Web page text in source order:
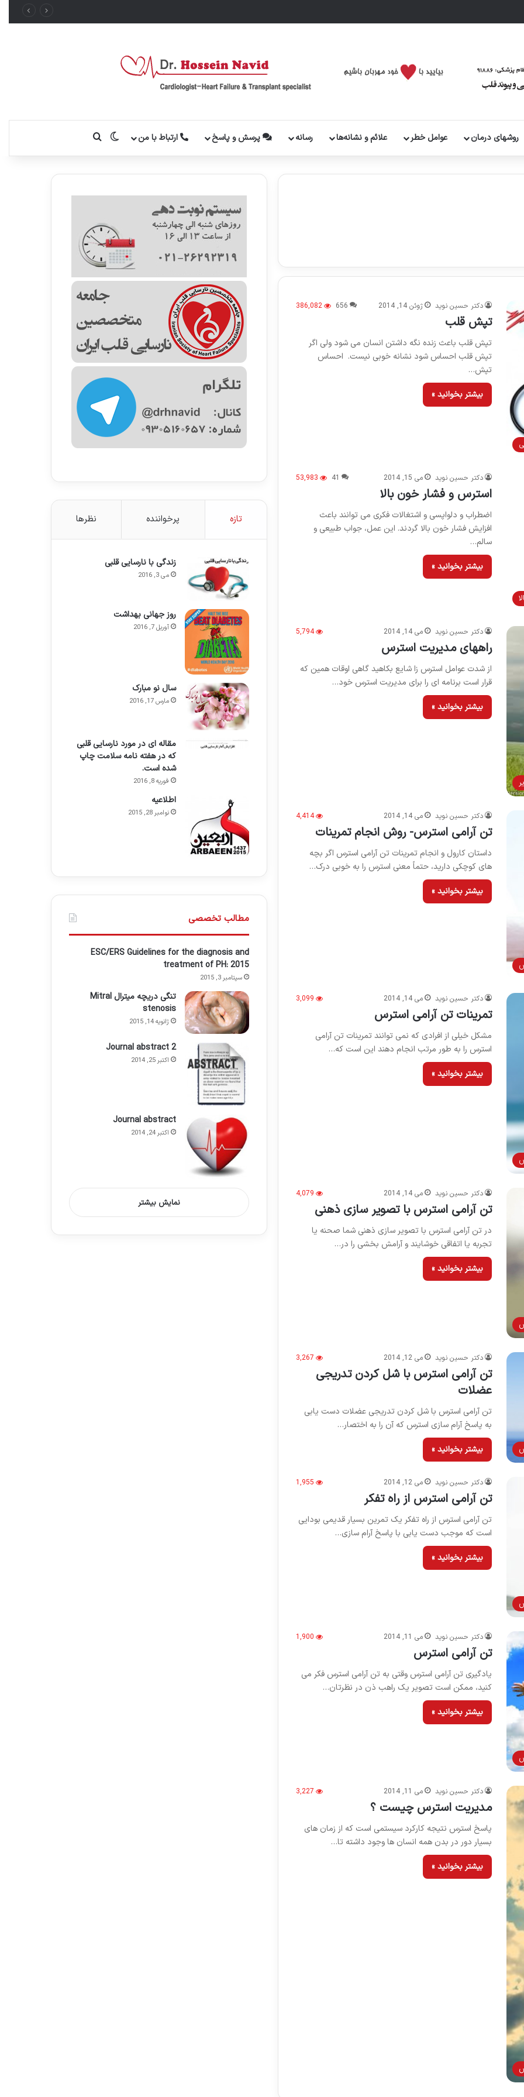
روشهای درمان عوامل خطر علائم و نشانه‌ها رسانه پرسش و پاسخ ارتباط با من تغییر پوسته
دکتر حسین نوید ژوئن 14, 2014 656
386,082
تپش قلب
تپش قلب باعث زنده نگه داشتن انسان می شود ولی اگر
تپش قلب احساس شود نشانه خوبی نیست. احساس
تپش…
بیشتر بخوانید »
دکتر حسین نوید می 15, 2014 41
53,983
استرس و فشار خون بالا
اضطراب و دلواپسی و اشتغالات فکری می توانند باعث
افزایش فشار خون بالا گردند. این عمل، جواب طبیعی و
سالم…
بیشتر بخوانید »
دکتر حسین نوید می 14, 2014 5,794
راههای مدیریت استرس
از شدت عوامل استرس زا شایع بکاهید گاهی اوقات همین که
قرار است برنامه ای را برای مدیریت استرس خود…
بیشتر بخوانید »
دکتر حسین نوید می 14, 2014 4,414
تن آرامی استرس- روش انجام تمرینات
داستان کارول و انجام تمرینات تن آرامی استرس اگر بچه
های کوچکی دارید، حتماً معنی استرس را به خوبی درک…
بیشتر بخوانید »
دکتر حسین نوید می 14, 2014 3,099
تمرینات تن آرامی استرس
مشکل خیلی از افرادی که نمی توانند تمرینات تن آرامی
استرس را به طور مرتب انجام دهند این است که…
بیشتر بخوانید »
دکتر حسین نوید می 14, 2014 4,079
تن آرامی استرس با تصویر سازی ذهنی
در تن آرامی استرس با تصویر سازی ذهنی شما صحنه یا
تجربه یا اتفاقی خوشایند و آرامش بخشی را در…
بیشتر بخوانید »
دکتر حسین نوید می 12, 2014 3,267
تن آرامی استرس با شل کردن تدریجی
عضلات
تن آرامی استرس با شل کردن تدریجی عضلات دست یابی
به پاسخ آرام سازی استرس که آن را به اختصار…
بیشتر بخوانید »
دکتر حسین نوید می 12, 2014 1,955
تن آرامی استرس از راه تفکر
تن آرامی استرس از راه تفکر یک تمرین بسیار قدیمی بودایی
است که موجب دست یابی با پاسخ آرام سازی…
بیشتر بخوانید »
دکتر حسین نوید می 11, 2014 1,900
تن آرامی استرس
یادگیری تن آرامی استرس وقتی به تن آرامی استرس فکر می
کنید، ممکن است تصویر یک راهب ذن در نظرتان…
بیشتر بخوانید »
دکتر حسین نوید می 11, 2014 3,227
مدیریت استرس چیست ؟
پاسخ استرس نتیجه کارکرد سیستمی است که از زمان های
بسیار دور در بدن همه انسان ها وجود داشته تا…
بیشتر بخوانید »
تازه پرخواننده نظرها
زندگی با نارسایی قلبی
می 3, 2016
روز جهانی بهداشت
آوریل 7, 2016
سال نو مبارک
مارس 17, 2016
مقاله ای در مورد نارسایی قلبی
که در هفته نامه سلامت چاپ
شده است.
فوریه 8, 2016
اطلاعيه
نوامبر 28, 2015
مطالب تخصصی
ESC/ERS Guidelines for the diagnosis and
treatment of PH: 2015
سپتامبر 3, 2015
تنگی دریچه میترال Mitral
stenosis
ژانویه 14, 2015
Journal abstract 2
اکتبر 25, 2014
Journal abstract
اکتبر 24, 2014
نمایش بیشتر